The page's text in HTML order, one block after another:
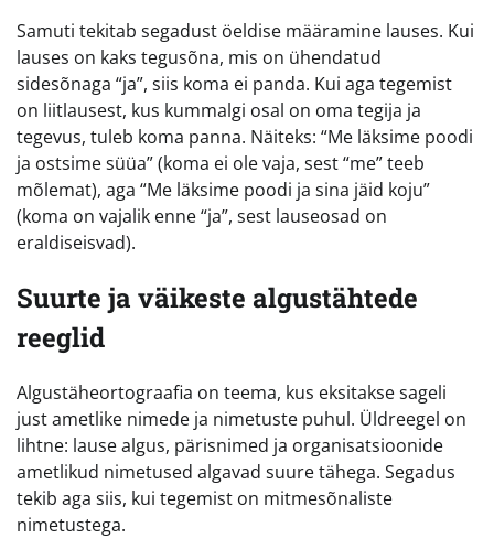
Samuti tekitab segadust öeldise määramine lauses. Kui
lauses on kaks tegusõna, mis on ühendatud
sidesõnaga “ja”, siis koma ei panda. Kui aga tegemist
on liitlausest, kus kummalgi osal on oma tegija ja
tegevus, tuleb koma panna. Näiteks: “Me läksime poodi
ja ostsime süüa” (koma ei ole vaja, sest “me” teeb
mõlemat), aga “Me läksime poodi ja sina jäid koju”
(koma on vajalik enne “ja”, sest lauseosad on
eraldiseisvad).
Suurte ja väikeste algustähtede
reeglid
Algustäheortograafia on teema, kus eksitakse sageli
just ametlike nimede ja nimetuste puhul. Üldreegel on
lihtne: lause algus, pärisnimed ja organisatsioonide
ametlikud nimetused algavad suure tähega. Segadus
tekib aga siis, kui tegemist on mitmesõnaliste
nimetustega.